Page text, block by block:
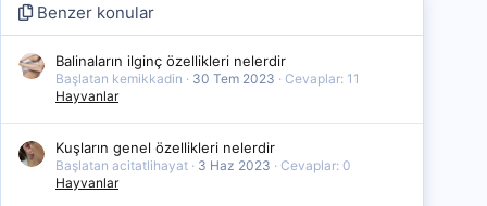
Benzer konular
Balinaların ilginç özellikleri nelerdir
Başlatan kemikkadin 30 Tem 2023
Cevaplar: 11
Hayvanlar
Kuşların genel özellikleri nelerdir
Başlatan acitatlihayat 3 Haz 2023
Cevaplar: 0
Hayvanlar